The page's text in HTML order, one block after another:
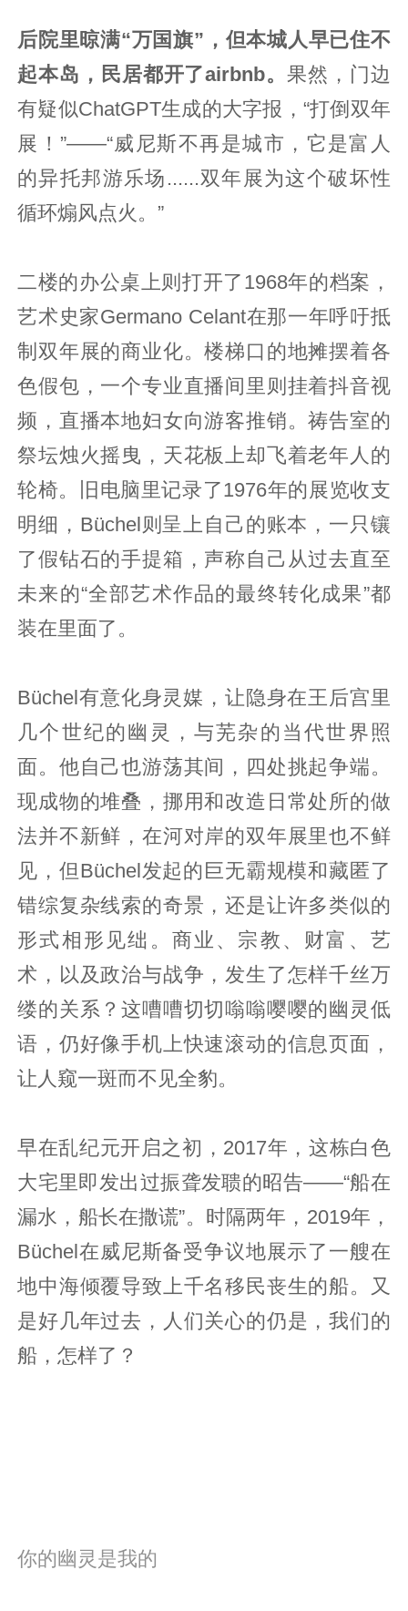
后院里晾满“万国旗”，但本城人早已住不
起本岛，民居都开了airbnb。果然，门边
有疑似ChatGPT生成的大字报，“打倒双年
展！”——“威尼斯不再是城市，它是富人
的异托邦游乐场......双年展为这个破坏性
循环煽风点火。”
二楼的办公桌上则打开了1968年的档案，
艺术史家Germano Celant在那一年呼吁抵
制双年展的商业化。楼梯口的地摊摆着各
色假包，一个专业直播间里则挂着抖音视
频，直播本地妇女向游客推销。祷告室的
祭坛烛火摇曳，天花板上却飞着老年人的
轮椅。旧电脑里记录了1976年的展览收支
明细，Büchel则呈上自己的账本，一只镶
了假钻石的手提箱，声称自己从过去直至
未来的“全部艺术作品的最终转化成果”都
装在里面了。
Büchel有意化身灵媒，让隐身在王后宫里
几个世纪的幽灵，与芜杂的当代世界照
面。他自己也游荡其间，四处挑起争端。
现成物的堆叠，挪用和改造日常处所的做
法并不新鲜，在河对岸的双年展里也不鲜
见，但Büchel发起的巨无霸规模和藏匿了
错综复杂线索的奇景，还是让许多类似的
形式相形见绌。商业、宗教、财富、艺
术，以及政治与战争，发生了怎样千丝万
缕的关系？这嘈嘈切切嗡嗡嘤嘤的幽灵低
语，仍好像手机上快速滚动的信息页面，
让人窥一斑而不见全豹。
早在乱纪元开启之初，2017年，这栋白色
大宅里即发出过振聋发聩的昭告——“船在
漏水，船长在撒谎”。时隔两年，2019年，
Büchel在威尼斯备受争议地展示了一艘在
地中海倾覆导致上千名移民丧生的船。又
是好几年过去，人们关心的仍是，我们的
船，怎样了？
你的幽灵是我的